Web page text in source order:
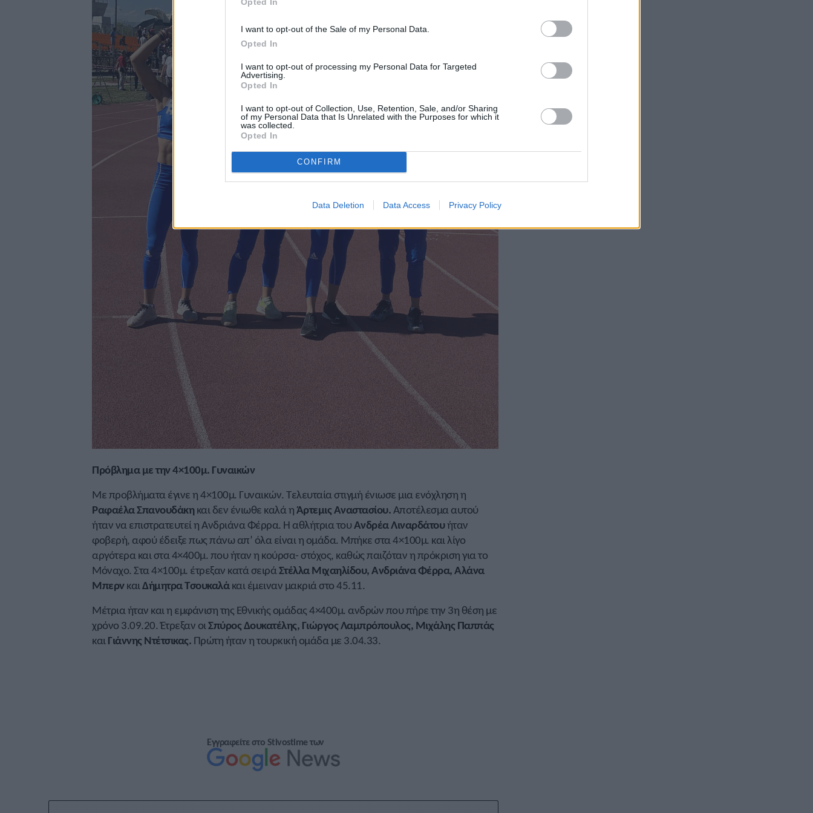
I want to opt-out of the Sale of my Personal Data.
Opted In
I want to opt-out of processing my Personal Data for Targeted
Advertising.
Opted In
I want to opt-out of Collection, Use, Retention, Sale, and/or Sharing
of my Personal Data that Is Unrelated with the Purposes for which it
was collected.
Opted In
CONFIRM
Data Deletion Data Access Privacy Policy
Πρόβλημα με την 4×100μ. Γυναικών
Με προβλήματα έγινε η 4×100μ. Γυναικών. Τελευταία στιγμή ένιωσε μια ενόχληση η
Ραφαέλα Σπανουδάκηκαι δεν ένιωθε καλά ηΆρτεμις Αναστασίου.Αποτέλεσμα αυτού
ήταν να επιστρατευτεί η Ανδριάνα Φέρρα. Η αθλήτρια τουΑνδρέα Λιναρδάτουήταν
φοβερή, αφού έδειξε πως πάνω απ’ όλα είναι η ομάδα. Μπήκε στα 4×100μ. και λίγο
αργότερα και στα 4×400μ. που ήταν η κούρσα- στόχος, καθώς παιζόταν η πρόκριση για το
Μόναχο. Στα 4×100μ. έτρεξαν κατά σειράΣτέλλα Μιχαηλίδου, Ανδριάνα Φέρρα, Αλάνα
ΜπερνκαιΔήμητρα Τσουκαλάκαι έμειναν μακριά στο 45.11.
Μέτρια ήταν και η εμφάνιση της Εθνικής ομάδας 4×400μ. ανδρών που πήρε την 3η θέση με
χρόνο 3.09.20. Έτρεξαν οιΣπύρος Δουκατέλης, Γιώργος Λαμπρόπουλος, Μιχάλης Παππάς
καιΓιάννης Ντέτσικας. Πρώτη ήταν η τουρκική ομάδα με 3.04.33.
Εγγραφείτε στο Stivostime των